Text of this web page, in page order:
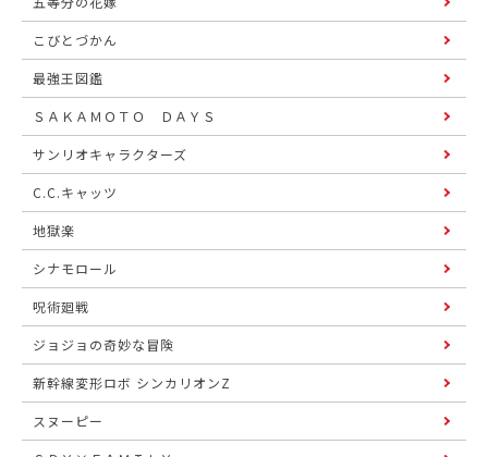
こびとづかん
最強王図鑑
ＳＡＫＡＭＯＴＯ ＤＡＹＳ
サンリオキャラクターズ
C.C.キャッツ
地獄楽
シナモロール
呪術廻戦
ジョジョの奇妙な冒険
新幹線変形ロボ シンカリオンZ
スヌーピー